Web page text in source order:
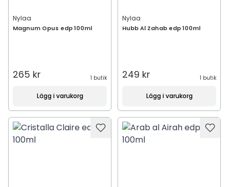
Nylaa
Magnum Opus edp 100ml
265 kr 1 butik
Lägg i varukorg
Nylaa
Hubb Al Zahab edp 100ml
249 kr 1 butik
Lägg i varukorg